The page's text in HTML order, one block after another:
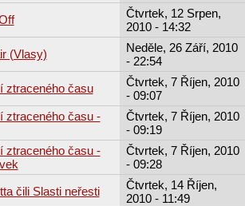
Čtvrtek, 12 Srpen,
2010 - 14:32
(Vlasy)
Neděle, 26 Září, 2010
- 22:54
ztraceného času
Čtvrtek, 7 Říjen, 2010
- 09:07
ztraceného času -
Čtvrtek, 7 Říjen, 2010
- 09:19
ztraceného času -
Čtvrtek, 7 Říjen, 2010
- 09:28
čili Slasti neřesti
Čtvrtek, 14 Říjen,
2010 - 11:49